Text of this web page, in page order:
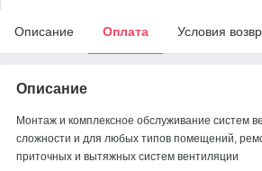
Описание Оплата Условия
Описание
Монтаж и комплексное обслуживание систем
сложности и для любых типов помещений,
приточных и вытяжных систем вентиляции